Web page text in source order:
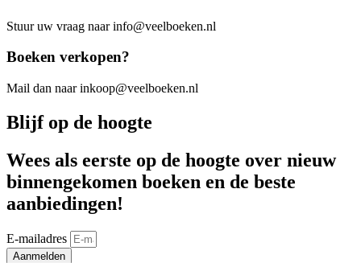
Stuur uw vraag naar info@veelboeken.nl
Boeken verkopen?
Mail dan naar inkoop@veelboeken.nl
Blijf op de hoogte
Wees als eerste op de hoogte over nieuw
binnengekomen boeken en de beste
aanbiedingen!
E-mailadres
Aanmelden